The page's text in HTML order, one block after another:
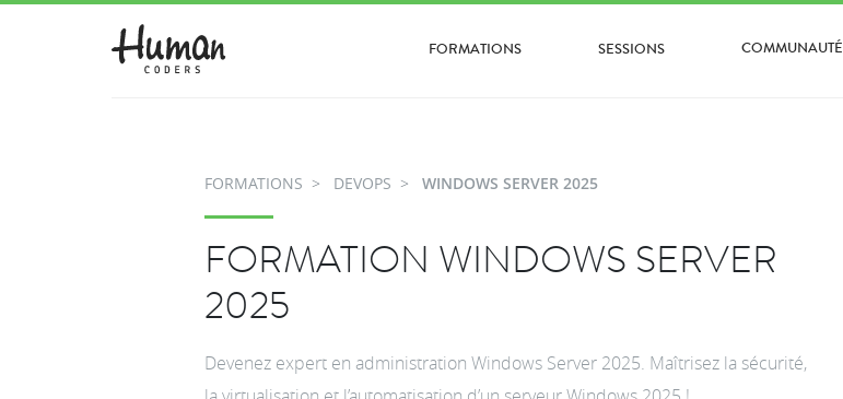
FORMATIONS SESSIONS COMMUNAUTÉ
FORMATIONS DEVOPS WINDOWS SERVER 2025
FORMATION WINDOWS SERVER
2025
Devenez expert en administration Windows Server 2025. Maîtrisez la sécurité,